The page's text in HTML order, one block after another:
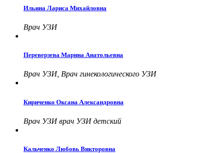
Ильина Лариса Михайловна
Врач УЗИ
Переверзева Марина Анатольевна
Врач УЗИ, Врач гинекологического УЗИ
Кириченко Оксана Александровна
Врач УЗИ врач УЗИ детский
Кальченко Любовь Викторовна